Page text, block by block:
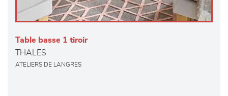
Table basse 1 tiroir
THALES
ATELIERS DE LANGRES